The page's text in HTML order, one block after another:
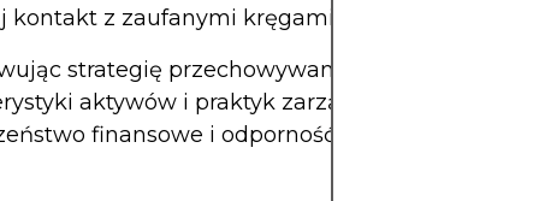
kontakt z zaufanymi kręgami branżowymi.
strategię przechowywania danych do
aktywów i praktyk zarządzania,
finansowe i odporność w cyklach